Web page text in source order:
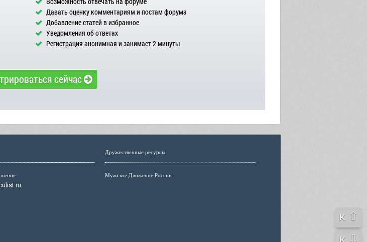
Давать оценку комментариям и постам форума
Добавление статей в избранное
Уведомления об ответах
Регистрация анонимная и занимает 2 минуты
сейчас
Дружественные ресурсы
Мужское Движение России
к ⇧
к ⇩